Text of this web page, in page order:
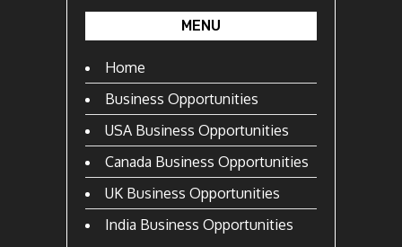
MENU
Home
Business Opportunities
USA Business Opportunities
Canada Business Opportunities
UK Business Opportunities
India Business Opportunities